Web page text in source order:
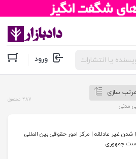
ورود
مرتب سازی
مدنی
487 محصول
شدن غیر عادلانه | مرکز امور حقوقی بین المللی
جمهوری